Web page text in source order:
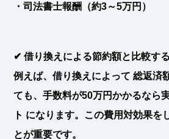
・司法書士報酬 （約3～5万円）
✔借り換えによる節約額と比較する
例えば、借り換えによって総返済
ても、手数料が50万円かかるなら
ト になります。この費用対効果を
とが重要です。